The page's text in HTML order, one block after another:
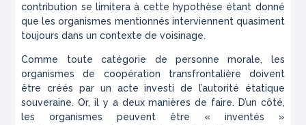
contribution se limitera à cette hypothèse étant donné
que les organismes mentionnés interviennent quasiment
toujours dans un contexte de voisinage.
Comme toute catégorie de personne morale, les
organismes de coopération transfrontalière doivent
être créés par un acte investi de l’autorité étatique
souveraine. Or, il y a deux manières de faire. D’un côté,
les organismes peuvent être « inventés »